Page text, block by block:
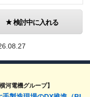
検討中に入れる
河電機グループ】